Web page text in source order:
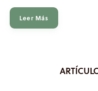
Leer Más